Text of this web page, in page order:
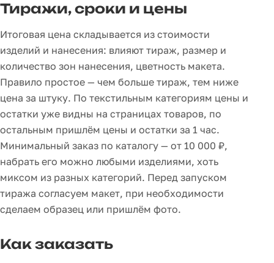
Тиражи, сроки и цены
Итоговая цена складывается из стоимости
изделий и нанесения: влияют тираж, размер и
количество зон нанесения, цветность макета.
Правило простое — чем больше тираж, тем ниже
цена за штуку. По текстильным категориям цены и
остатки уже видны на страницах товаров, по
остальным пришлём цены и остатки за 1 час.
Минимальный заказ по каталогу — от 10 000 ₽,
набрать его можно любыми изделиями, хоть
миксом из разных категорий. Перед запуском
тиража согласуем макет, при необходимости
сделаем образец или пришлём фото.
Как заказать